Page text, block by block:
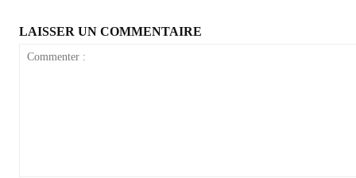
LAISSER UN COMMENTAIRE